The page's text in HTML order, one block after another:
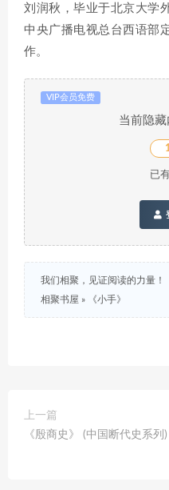
刘润秋，毕业于北京大学
中央广播电视总台西语部
作。
VIP会员免费
当前隐
已
我们相聚，见证阅读的力量！
相聚书屋 » 《小手》
上一篇
《殷商史》 (中国断代史系列)